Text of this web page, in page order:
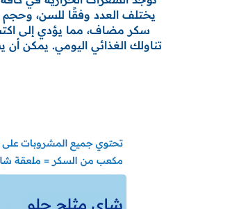
يختلف العدد وفقًا للسن،
سكر مضاف، مما يؤدي إلى
تناولك الغذائي اليومي. يمكن